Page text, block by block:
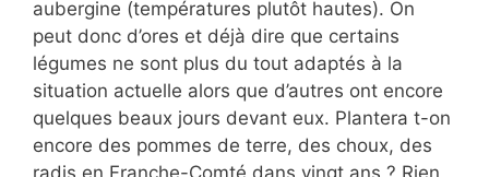
aubergine (températures plutôt hautes). On
peut donc d’ores et déjà dire que certains
légumes ne sont plus du tout adaptés à la
situation actuelle alors que d’autres ont encore
quelques beaux jours devant eux. Plantera t-on
encore des pommes de terre, des choux, des